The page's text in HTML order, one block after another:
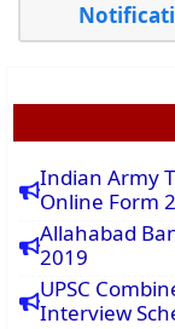
Indian Army
Online Form
Allahabad
2019
UPSC
Interview